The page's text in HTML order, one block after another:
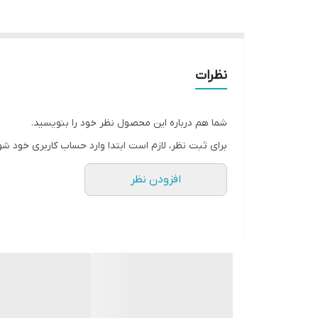
نظرات
شما هم درباره این محصول نظر خود را بنویسید.
برای ثبت نظر، لازم است ابتدا وارد حساب کاربری خود
افزودن نظر